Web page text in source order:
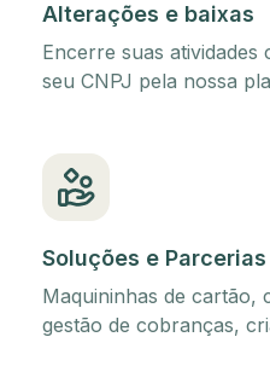
Alterações e baixas
Encerre suas atividades
seu CNPJ pela nossa
Soluções e Parcerias
Maquininhas de cartão,
gestão de cobranças,